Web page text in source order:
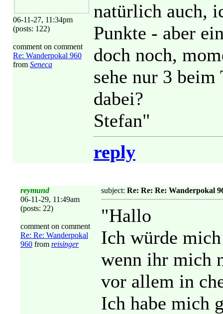
06-11-27, 11:34pm
(posts: 122)
comment on comment
Re: Wanderpokal 960
from Seneca
natürlich auch,
Punkte - aber
doch noch,
sehe nur 3
dabei?
Stefan"
reply
reymund
06-11-29, 11:49am
(posts: 22)
comment on comment
Re: Re: Wanderpokal
960 from reisinger
subject: Re: Re: Re: Wanderpokal
"Hallo
Ich würde
wenn ihr mich
vor allem in
Ich habe mich